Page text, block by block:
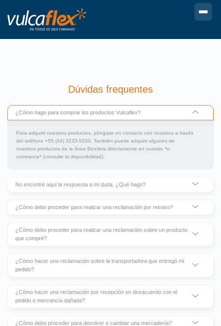
Dúvidas frequentes
¿Cómo hago para comprar los productos Vulcaflex?
Para adquirir nuestros productos, póngase en contacto con nosotros a través
del teléfono +55 (34) 3233-5200. También puede adquirir algunos de
nuestros productos de la línea Bicicleta directamente en nuestro *e-
commerce* (consulte la disponibilidad).
No encontré aquí la respuesta a mi duda. ¿Qué hago?
¿Cómo debo proceder para realizar una reclamación por retraso?
¿Cómo debo proceder para realizar una reclamación sobre un producto
que compré?
¿Cómo hacer una reclamación sobre la transportadora que entregó mi
pedido?
¿Cómo hacer una reclamación por recepción en desacuerdo con el
pedido o mercancía dañada?
¿Cómo debo proceder para devolver o cambiar una mercadería?